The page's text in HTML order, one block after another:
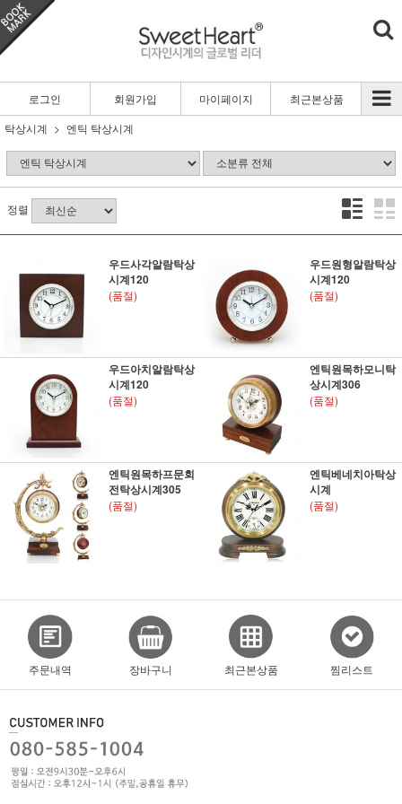
로그인 회원가입 마이페이지
최근본상품
탁상시계
엔틱 탁상시계
정렬
우드사각알람탁상
시계120
(품절)
우드원형알람탁상
시계120
(품절)
우드아치알람탁상
시계120
(품절)
엔틱원목하모니탁
상시계306
(품절)
엔틱원목하프문회
전탁상시계305
(품절)
엔틱베네치아탁상
시계
(품절)
주문내역 장바구니 최근본상품 찜리스트